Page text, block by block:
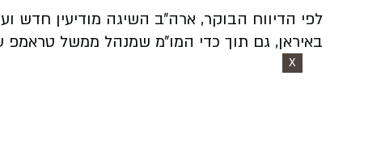
לפי הדיווח הבוקר, ארה״ב השיגה מודיעין חדש
באיראן, גם תוך כדי המו״מ שמנהל ממשל טראמפ
X